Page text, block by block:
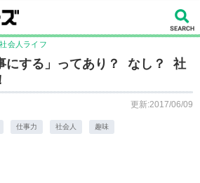
社会人ライフ
にする」ってあり？ なし？ 社
更新:2017/06/09
仕事力 社会人 趣味